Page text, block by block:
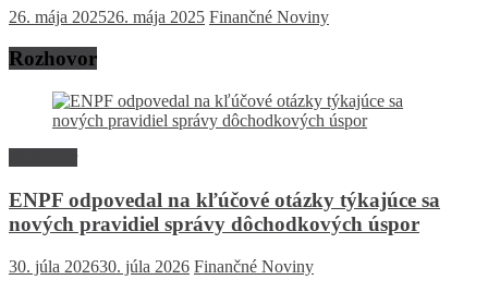
26. mája 202526. mája 2025 Finančné Noviny
Rozhovor
ENPF odpovedal na kľúčové otázky týkajúce sa
nových pravidiel správy dôchodkových úspor
30. júla 202630. júla 2026 Finančné Noviny